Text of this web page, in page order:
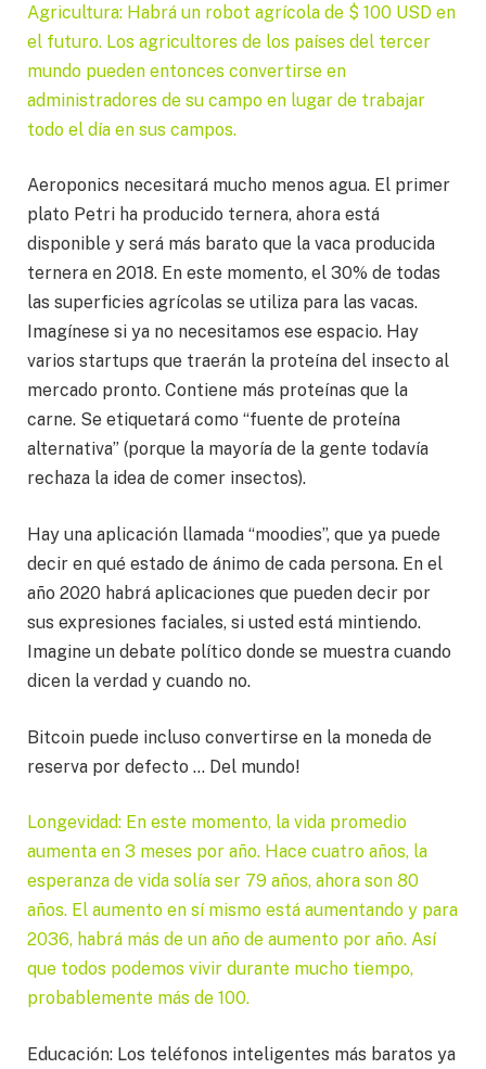
Agricultura: Habrá un robot agrícola de $ 100 USD en
el futuro. Los agricultores de los países del tercer
mundo pueden entonces convertirse en
administradores de su campo en lugar de trabajar
todo el día en sus campos.
Aeroponics necesitará mucho menos agua. El primer
plato Petri ha producido ternera, ahora está
disponible y será más barato que la vaca producida
ternera en 2018. En este momento, el 30% de todas
las superficies agrícolas se utiliza para las vacas.
Imagínese si ya no necesitamos ese espacio. Hay
varios startups que traerán la proteína del insecto al
mercado pronto. Contiene más proteínas que la
carne. Se etiquetará como “fuente de proteína
alternativa” (porque la mayoría de la gente todavía
rechaza la idea de comer insectos).
Hay una aplicación llamada “moodies”, que ya puede
decir en qué estado de ánimo de cada persona. En el
año 2020 habrá aplicaciones que pueden decir por
sus expresiones faciales, si usted está mintiendo.
Imagine un debate político donde se muestra cuando
dicen la verdad y cuando no.
Bitcoin puede incluso convertirse en la moneda de
reserva por defecto … Del mundo!
Longevidad: En este momento, la vida promedio
aumenta en 3 meses por año. Hace cuatro años, la
esperanza de vida solía ser 79 años, ahora son 80
años. El aumento en sí mismo está aumentando y para
2036, habrá más de un año de aumento por año. Así
que todos podemos vivir durante mucho tiempo,
probablemente más de 100.
Educación: Los teléfonos inteligentes más baratos ya